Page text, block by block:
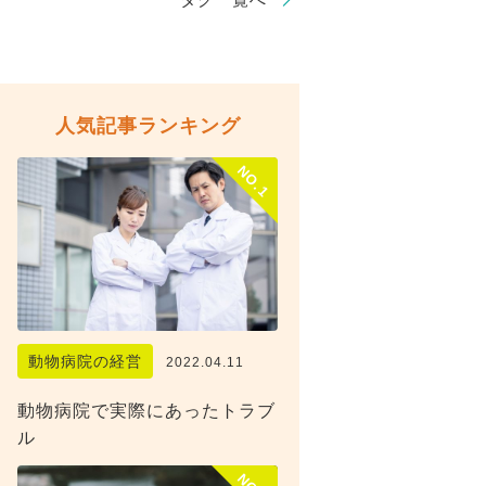
人気記事ランキング
NO.1
動物病院の経営 2022.04.11
動物病院で実際にあったトラブ
ル